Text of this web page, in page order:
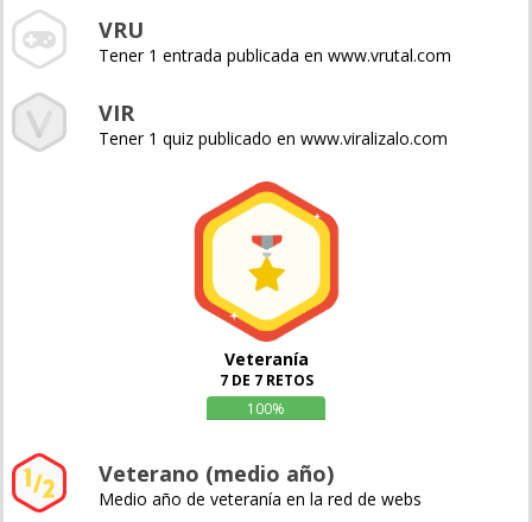
VRU
Tener 1 entrada publicada en www.vrutal.com
VIR
Tener 1 quiz publicado en www.viralizalo.com
Veteranía
7 DE 7 RETOS
100%
Veterano (medio año)
Medio año de veteranía en la red de webs